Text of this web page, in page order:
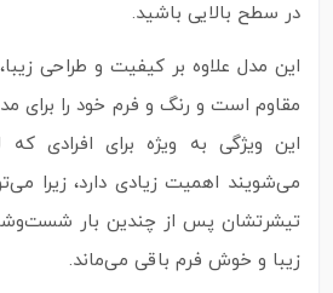
در سطح بالایی باشید.
این مدل علاوه بر کیفیت و طراحی
مقاوم است و رنگ و فرم خود را برای
این ویژگی به‌ ویژه برای افرادی
می‌شویند اهمیت زیادی دارد، زیرا
تیشرتشان پس از چندین بار
زیبا و خوش‌ فرم باقی می‌ماند.